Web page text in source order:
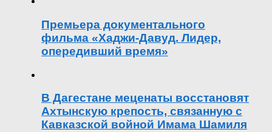
Премьера документального
фильма «Хаджи-Давуд. Лидер,
опередивший время»
В Дагестане меценаты восстановят
Ахтынскую крепость, связанную с
Кавказской войной Имама Шамиля